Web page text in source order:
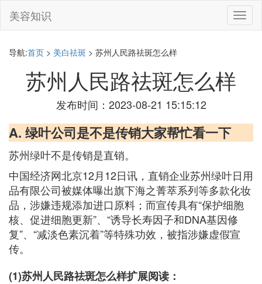
切
换
美容知识
导航:首页 > 美白祛斑 > 苏州人民路祛斑怎么样
苏州人民路祛斑怎么样
发布时间：2023-08-21 15:15:12
A. 绿叶公司是不是传销大家帮忙看一下
苏州绿叶不是传销是直销。
中国经济网北京12月12日讯，直销企业苏州绿叶日用
品有限公司被媒体曝出旗下海之菁萃系列等多款化妆
品，涉嫌违规添加进口原料；而宣传具有“保护细胞
核、促进细胞更新”、“诱导长寿因子和DNA基因修
复”、“减淡色素沉着”等特殊功效，被指涉嫌虚假宣
传。
(1)苏州人民路祛斑怎么样扩展阅读：